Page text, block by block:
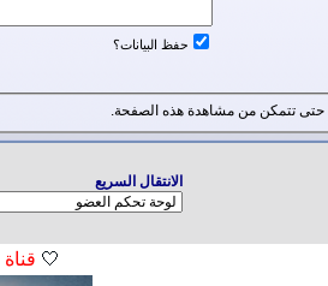
حفظ البيانات؟
حتى تتمكن من مشاهدة هذه الصفحة.
الانتقال السريع
🤍 قناة